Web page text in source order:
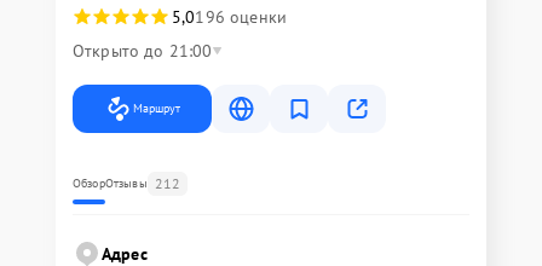
5,0196 оценки
Открыто до 21:00
Маршрут
ОбзорОтзывы 212
Адрес